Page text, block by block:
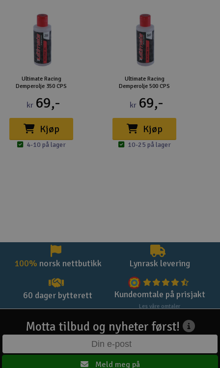
Ultimate Racing
Demperolje 350 CPS
kr 69,-
Kjøp
4-10 på lager
Ultimate Racing
Demperolje 500 CPS
kr 69,-
Kjøp
10-25 på lager
100% norsk nettbutikk Lynrask levering
60 dager bytterett Kundeomtale på prisjakt
Les våre omtaler
Motta tilbud og nyheter først!
Meld meg på